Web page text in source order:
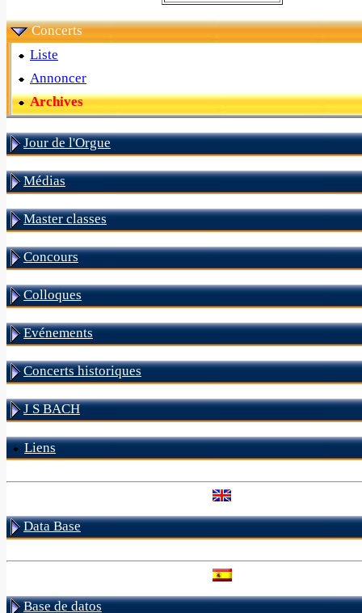
Concerts
Liste
Annoncer
Archives
Jour de l'Orgue
Médias
Master classes
Concours
Colloques
Evénements
Concerts historiques
J S BACH
Liens
Data Base
Base de datos